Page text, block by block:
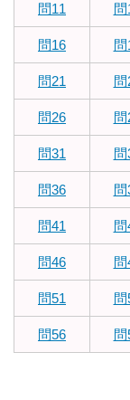
問11 問
問16 問
問21 問
問26 問
問31 問
問36 問
問41 問
問46 問
問51 問
問56 問